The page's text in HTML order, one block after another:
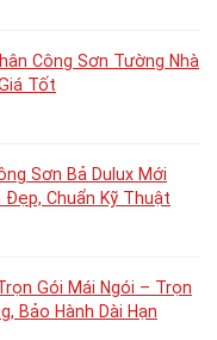
Công Sơn Tường Nhà
Tốt
Sơn Bả Dulux Mới
Đẹp, Chuẩn Kỹ Thuật
Gói Mái Ngói – Trọn
Bảo Hành Dài Hạn